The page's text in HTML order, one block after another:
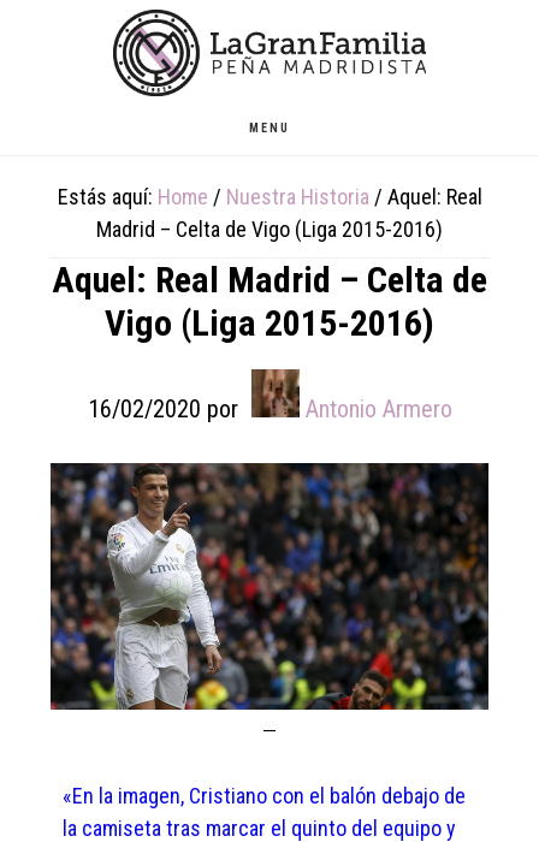
MENU
Estás aquí: Home / Nuestra Historia / Aquel: Real
Madrid – Celta de Vigo (Liga 2015-2016)
Aquel: Real Madrid – Celta de
Vigo (Liga 2015-2016)
16/02/2020 por Antonio Armero
«En la imagen, Cristiano con el balón debajo de
la camiseta tras marcar el quinto del equipo y